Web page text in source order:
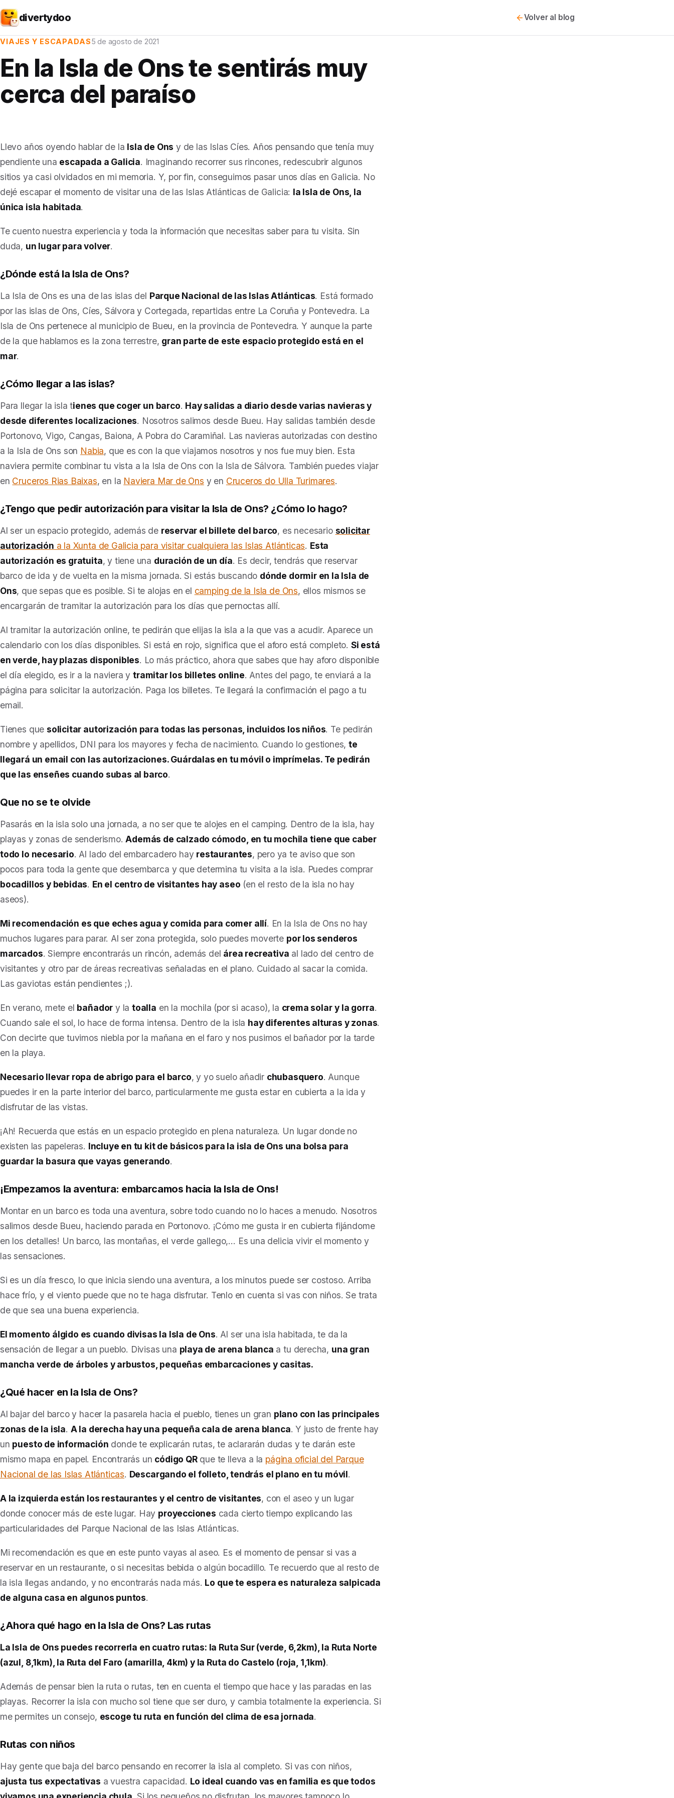
divertydoo Volver al blog
VIAJES Y ESCAPADAS5 de agosto de 2021
En la Isla de Ons te sentirás muy
cerca del paraíso
Llevo años oyendo hablar de la Isla de Ons y de las Islas Cíes. Años pensando que tenía muy
pendiente una escapada a Galicia. Imaginando recorrer sus rincones, redescubrir algunos
sitios ya casi olvidados en mi memoria. Y, por fin, conseguimos pasar unos días en Galicia. No
dejé escapar el momento de visitar una de las Islas Atlánticas de Galicia: la Isla de Ons, la
única isla habitada.
Te cuento nuestra experiencia y toda la información que necesitas saber para tu visita. Sin
duda, un lugar para volver.
¿Dónde está la Isla de Ons?
La Isla de Ons es una de las islas del Parque Nacional de las Islas Atlánticas. Está formado
por las islas de Ons, Cíes, Sálvora y Cortegada, repartidas entre La Coruña y Pontevedra. La
Isla de Ons pertenece al municipio de Bueu, en la provincia de Pontevedra. Y aunque la parte
de la que hablamos es la zona terrestre, gran parte de este espacio protegido está en el
mar.
¿Cómo llegar a las islas?
Para llegar la isla tienes que coger un barco. Hay salidas a diario desde varias navieras y
desde diferentes localizaciones. Nosotros salimos desde Bueu. Hay salidas también desde
Portonovo, Vigo, Cangas, Baiona, A Pobra do Caramiñal. Las navieras autorizadas con destino
a la Isla de Ons son Nabia, que es con la que viajamos nosotros y nos fue muy bien. Esta
naviera permite combinar tu vista a la Isla de Ons con la Isla de Sálvora. También puedes viajar
en Cruceros Rias Baixas, en la Naviera Mar de Ons y en Cruceros do Ulla Turimares.
¿Tengo que pedir autorización para visitar la Isla de Ons? ¿Cómo lo hago?
Al ser un espacio protegido, además de reservar el billete del barco, es necesario solicitar
autorización a la Xunta de Galicia para visitar cualquiera las Islas Atlánticas. Esta
autorización es gratuita, y tiene una duración de un día. Es decir, tendrás que reservar
barco de ida y de vuelta en la misma jornada. Si estás buscando dónde dormir en la Isla de
Ons, que sepas que es posible. Si te alojas en el camping de la Isla de Ons, ellos mismos se
encargarán de tramitar la autorización para los días que pernoctas allí.
Al tramitar la autorización online, te pedirán que elijas la isla a la que vas a acudir. Aparece un
calendario con los días disponibles. Si está en rojo, significa que el aforo está completo. Si está
en verde, hay plazas disponibles. Lo más práctico, ahora que sabes que hay aforo disponible
el día elegido, es ir a la naviera ytramitar los billetes online. Antes del pago, te enviará a la
página para solicitar la autorización. Paga los billetes. Te llegará la confirmación el pago a tu
email.
Tienes que solicitar autorización para todas las personas, incluidos los niños. Te pedirán
nombre y apellidos, DNI para los mayores y fecha de nacimiento. Cuando lo gestiones,te
llegará un email con las autorizaciones. Guárdalas en tu móvil o imprímelas. Te pedirán
que las enseñes cuando subas al barco.
Que no se te olvide
Pasarás en la isla solo una jornada, a no ser que te alojes en el camping. Dentro de la isla, hay
playas y zonas de senderismo.Además de calzado cómodo, en tu mochila tiene que caber
todo lo necesario. Al lado del embarcadero hay restaurantes, pero ya te aviso que son
pocos para toda la gente que desembarca y que determina tu visita a la isla. Puedes comprar
bocadillos y bebidas. En el centro de visitantes hay aseo (en el resto de la isla no hay
aseos).
Mi recomendación es que eches agua y comida para comer allí. En la Isla de Ons no hay
muchos lugares para parar. Al ser zona protegida, solo puedes moverte por los senderos
marcados. Siempre encontrarás un rincón, además del área recreativa al lado del centro de
visitantes y otro par de áreas recreativas señaladas en el plano. Cuidado al sacar la comida.
Las gaviotas están pendientes ;).
En verano, mete el bañador y latoalla en la mochila (por si acaso), la crema solar y la gorra.
Cuando sale el sol, lo hace de forma intensa. Dentro de la isla hay diferentes alturas y zonas.
Con decirte que tuvimos niebla por la mañana en el faro y nos pusimos el bañador por la tarde
en la playa.
Necesario llevar ropa de abrigo para el barco, y yo suelo añadir chubasquero. Aunque
puedes ir en la parte interior del barco, particularmente me gusta estar en cubierta a la ida y
disfrutar de las vistas.
¡Ah! Recuerda que estás en un espacio protegido en plena naturaleza. Un lugar donde no
existen las papeleras. Incluye en tu kit de básicos para la isla de Ons una bolsa para
guardar la basura que vayas generando.
¡Empezamos la aventura: embarcamos hacia la Isla de Ons!
Montar en un barco es toda una aventura, sobre todo cuando no lo haces a menudo. Nosotros
salimos desde Bueu, haciendo parada en Portonovo. ¡Cómo me gusta ir en cubierta fijándome
en los detalles! Un barco, las montañas, el verde gallego,… Es una delicia vivir el momento y
las sensaciones.
Si es un día fresco, lo que inicia siendo una aventura, a los minutos puede ser costoso. Arriba
hace frío, y el viento puede que no te haga disfrutar. Tenlo en cuenta si vas con niños. Se trata
de que sea una buena experiencia.
El momento álgido es cuando divisas la Isla de Ons. Al ser una isla habitada, te da la
sensación de llegar a un pueblo. Divisas una playa de arena blanca a tu derecha, una gran
mancha verde de árboles y arbustos, pequeñas embarcaciones y casitas.
¿Qué hacer en la Isla de Ons?
Al bajar del barco y hacer la pasarela hacia el pueblo, tienes un gran plano con las principales
zonas de la isla. A la derecha hay una pequeña cala de arena blanca. Y justo de frente hay
un puesto de información donde te explicarán rutas, te aclararán dudas y te darán este
mismo mapa en papel. Encontrarás un código QRque te lleva a la página oficial del Parque
Nacional de las Islas Atlánticas. Descargando el folleto, tendrás el plano en tu móvil.
A la izquierda están los restaurantes y el centro de visitantes, con el aseo y un lugar
donde conocer más de este lugar. Hay proyecciones cada cierto tiempo explicando las
particularidades del Parque Nacional de las Islas Atlánticas.
Mi recomendación es que en este punto vayas al aseo. Es el momento de pensar si vas a
reservar en un restaurante, o si necesitas bebida o algún bocadillo. Te recuerdo que al resto de
la isla llegas andando, y no encontrarás nada más. Lo que te espera es naturaleza salpicada
de alguna casa en algunos puntos.
¿Ahora qué hago en la Isla de Ons? Las rutas
La Isla de Ons puedes recorrerla en cuatro rutas: la Ruta Sur (verde, 6,2km), la Ruta Norte
(azul, 8,1km), la Ruta del Faro (amarilla, 4km) y la Ruta do Castelo (roja, 1,1km).
Además de pensar bien la ruta o rutas, ten en cuenta el tiempo que hace y las paradas en las
playas. Recorrer la isla con mucho sol tiene que ser duro, y cambia totalmente la experiencia. Si
me permites un consejo, escoge tu ruta en función del clima de esa jornada.
Rutas con niños
Hay gente que baja del barco pensando en recorrer la isla al completo. Si vas con niños,
ajusta tus expectativas a vuestra capacidad. Lo ideal cuando vas en familia es que todos